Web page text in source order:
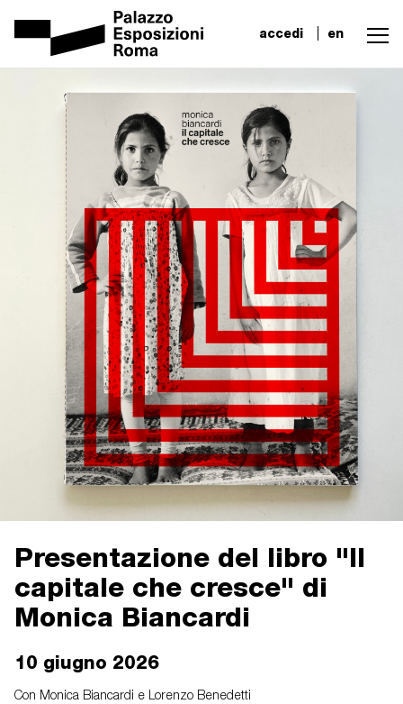
accedi en
Presentazione del libro "Il
capitale che cresce" di
Monica Biancardi
10 giugno 2026
Con Monica Biancardi e Lorenzo Benedetti